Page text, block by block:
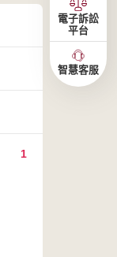
1
電子訴訟
平台
智慧客服